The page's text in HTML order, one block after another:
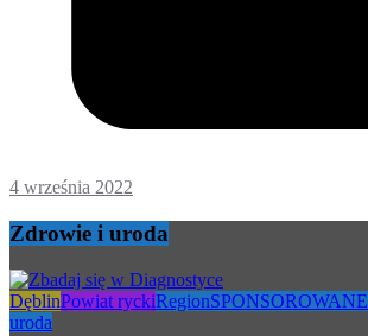
4 września 2022
Zdrowie i uroda
DęblinPowiat ryckiRegionSPONSOROWANE
uroda